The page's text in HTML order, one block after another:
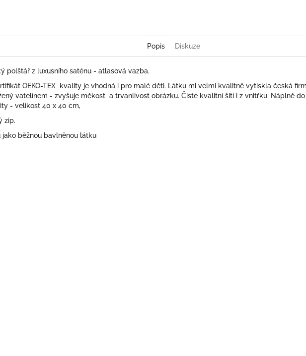
Popis Diskuze
polštář z luxusního saténu - atlasová vazba.
OEKO-TEX kvality je vhodná i pro malé děti. Látku mi velmi kvalitně vytiskla česká
vatelínem - zvyšuje měkost a trvanlivost obrázku. Čisté kvalitní šití i z vnitřku. Náplně
- velikost 40 x 40 cm,
zip.
běžnou bavlněnou látku